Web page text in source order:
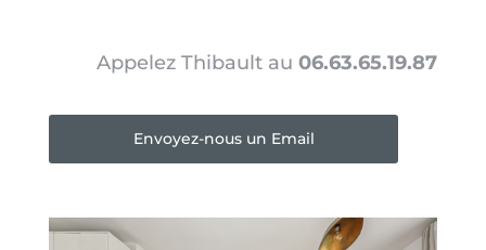
Appelez Thibault au06.63.65.19.87
Envoyez-nous un Email